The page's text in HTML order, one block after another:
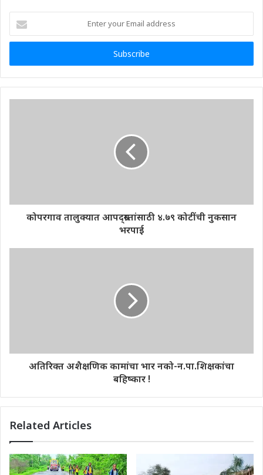
your
Email
कोपरगाव तालुक्यात आपद्ग्रस्तांसाठी ४.७९ कोटींची नुकसान
भरपाई
अतिरिक्त अशैक्षणिक कामांचा भार नको-न.पा.शिक्षकांचा
बहिष्कार !
Related Articles